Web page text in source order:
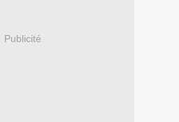
Publicité